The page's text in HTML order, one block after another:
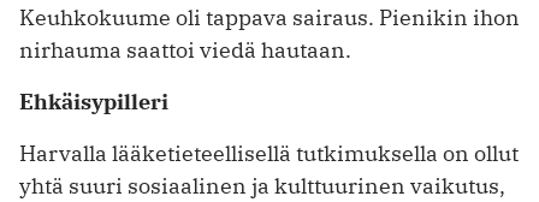
Keuhkokuume oli tappava sairaus. Pienikin ihon
nirhauma saattoi viedä hautaan.
Ehkäisypilleri
Harvalla lääketieteellisellä tutkimuksella on ollut
yhtä suuri sosiaalinen ja kulttuurinen vaikutus,